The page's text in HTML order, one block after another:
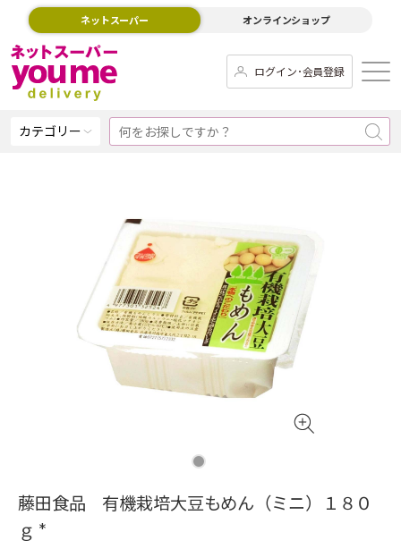
ネットスーパー オンラインショップ
ログイン･会員登録
カテゴリー
藤田食品 有機栽培大豆もめん（ミニ）１８０
ｇ *